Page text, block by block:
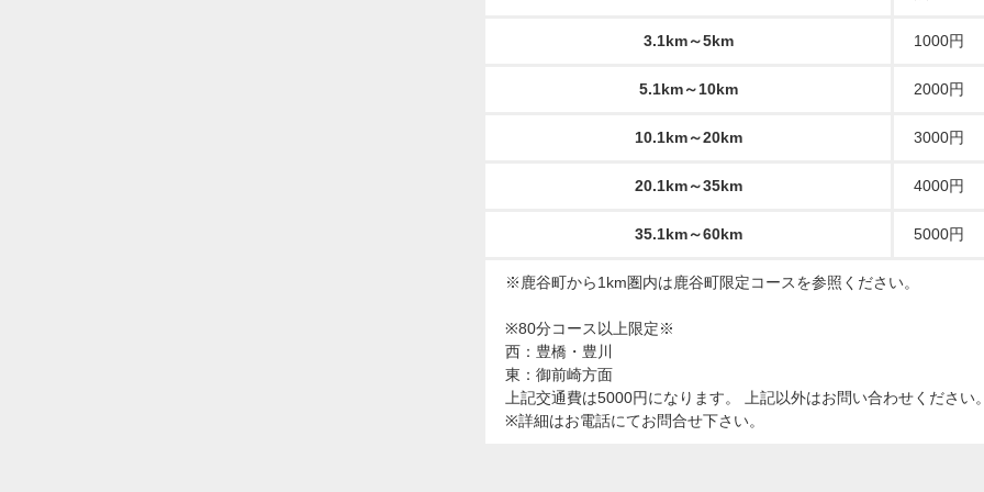
3.1km～5km 1000円
5.1km～10km 2000円
10.1km～20km 3000円
20.1km～35km 4000円
35.1km～60km 5000円
※鹿谷町から1km圏内は鹿谷町限定コースを参照ください。
※80分コース以上限定※
西：豊橋・豊川
東：御前崎方面
上記交通費は5000円になります。 上記以外はお問い合わせください
※詳細はお電話にてお問合せ下さい。